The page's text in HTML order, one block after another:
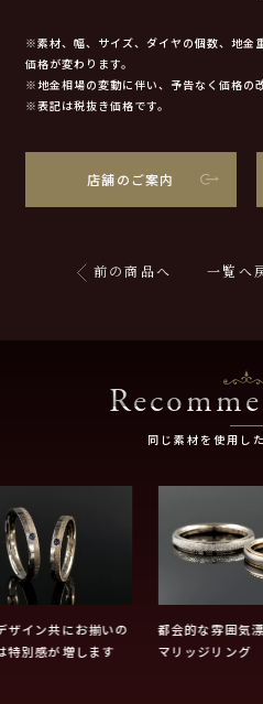
※素材、幅、サイズ、ダイヤの個数、地金
価格が変わります。
※地金相場の変動に伴い、予告なく価格の
※表記は税抜き価格です。
店舗のご案内
前の商品へ 一覧へ
同じ素材を使用し
ザイン共にお揃いの
特別感が増します
都会的な雰囲気
マリッジリング